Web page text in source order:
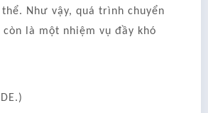
Như vậy, quá trình chuyển
còn là một nhiệm vụ đầy khó